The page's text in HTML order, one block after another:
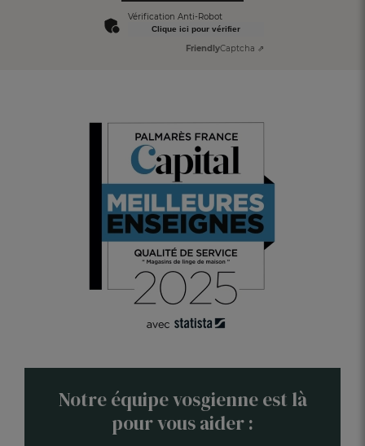
Vérification Anti-Robot
Clique ici pour vérifier
FriendlyCaptcha ⇗
Notre équipe vosgienne est là
pour vous aider :